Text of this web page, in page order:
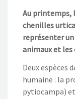
Au printemps,
chenilles
représenter
animaux et
Deux espèces
humaine : la
pytiocampa)